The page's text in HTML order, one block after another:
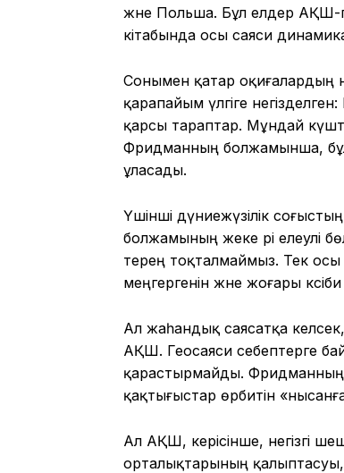
және Польша. Бұл елдер АҚШ-
кітабында осы саяси
Сонымен қатар оқиғалардың
қарапайым үлгіге
қарсы тараптар. Мұндай
Фридманның болжамынша,
ұласады.
Үшінші дүниежүзілік
болжамының жеке әрі елеулі
терең тоқталмаймыз. Тек осы
меңгергенін және жоғары
Ал жаһандық саясатқа
АҚШ. Геосаяси себептерге
қарастырмайды. Фридманның
қақтығыстар өрбитін
Ал АҚШ, керісінше, негізгі
орталықтарының қалыптасуы,